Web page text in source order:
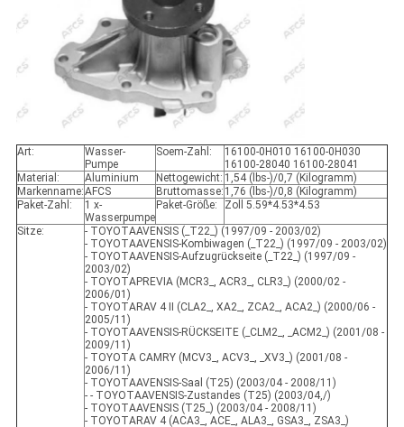
Art:
Wasser-
Pumpe
Soem-Zahl:
16100-0H010 16100-0H030
16100-28040 16100-28041
Material:
Aluminium Nettogewicht: 1,54 (lbs-)/0,7 (Kilogramm)
Markenname:AFCS Bruttomasse: 1,76 (lbs-)/0,8 (Kilogramm)
Paket-Zahl:
1 x-
Wasserpumpe
Paket-Größe: Zoll 5.59*4.53*4.53
Sitze:
- TOYOTAAVENSIS (_T22_) (1997/09 - 2003/02)
- TOYOTAAVENSIS-Kombiwagen (_T22_) (1997/09 - 2003/02)
- TOYOTAAVENSIS-Aufzugrückseite (_T22_) (1997/09 -
2003/02)
- TOYOTAPREVIA (MCR3_, ACR3_, CLR3_) (2000/02 -
2006/01)
- TOYOTARAV 4 II (CLA2_, XA2_, ZCA2_, ACA2_) (2000/06 -
2005/11)
- TOYOTAAVENSIS-RÜCKSEITE (_CLM2_, _ACM2_) (2001/08 -
2009/11)
- TOYOTA CAMRY (MCV3_, ACV3_, _XV3_) (2001/08 -
2006/11)
- TOYOTAAVENSIS-Saal (T25) (2003/04 - 2008/11)
- - TOYOTAAVENSIS-Zustandes (T25) (2003/04,/)
- TOYOTAAVENSIS (T25_) (2003/04 - 2008/11)
- TOYOTARAV 4 (ACA3_, ACE_, ALA3_, GSA3_, ZSA3_)